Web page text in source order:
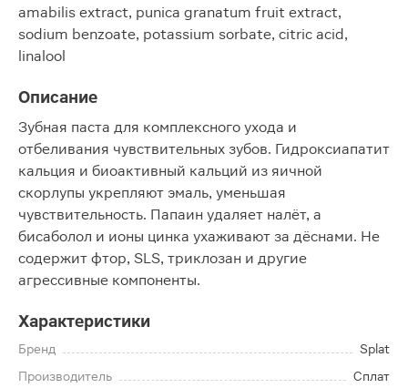
amabilis extract, punica granatum fruit extract,
sodium benzoate, potassium sorbate, citric acid,
linalool
Описание
Зубная паста для комплексного ухода и
отбеливания чувствительных зубов. Гидроксиапатит
кальция и биоактивный кальций из яичной
скорлупы укрепляют эмаль, уменьшая
чувствительность. Папаин удаляет налёт, а
бисаболол и ионы цинка ухаживают за дёснами. Не
содержит фтор, SLS, триклозан и другие
агрессивные компоненты.
Характеристики
Бренд
Splat
Производитель
Сплат